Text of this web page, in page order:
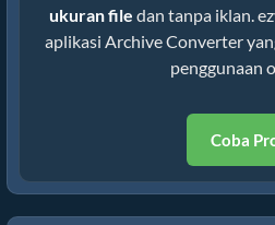
ukuran file dan tanpa iklan.
aplikasi Archive Converter
penggunaan
Coba